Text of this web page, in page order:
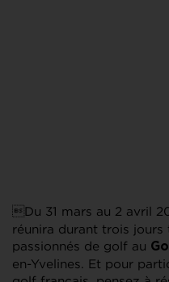
Du 31 mars au 2 avril
réunira durant trois jours
passionnés de golf au
en-Yvelines. Et pour